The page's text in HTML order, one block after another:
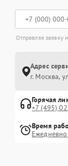
Отправляя заявку
Адрес
г. Москва,
Горячая
+7 (495)
Время